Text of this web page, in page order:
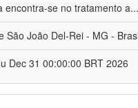
encontra-se no tratamento a...
São João Del-Rei - MG -
Dec 31 00:00:00 BRT 2026